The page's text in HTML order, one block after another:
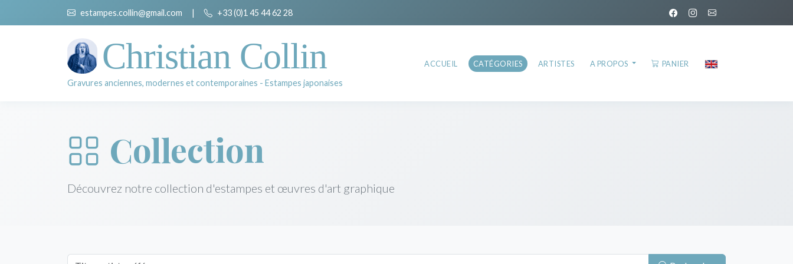
estampes.collin@gmail.com | +33 (0)1 45 44 62 28
Christian Collin
Gravures anciennes, modernes et contemporaines - Estampes japonaises
ACCUEIL CATÉGORIES ARTISTES A PROPOS PANIER
Collection
Découvrez notre collection d'estampes et œuvres d'art graphique